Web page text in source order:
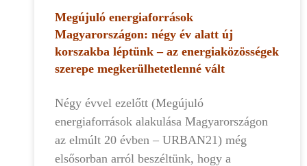
Megújuló energiaforrások
Magyarországon: négy év alatt új
korszakba léptünk – az energiaközösségek
szerepe megkerülhetetlenné vált
Négy évvel ezelőtt (Megújuló
energiaforrások alakulása Magyarországon
az elmúlt 20 évben – URBAN21) még
elsősorban arról beszéltünk, hogy a